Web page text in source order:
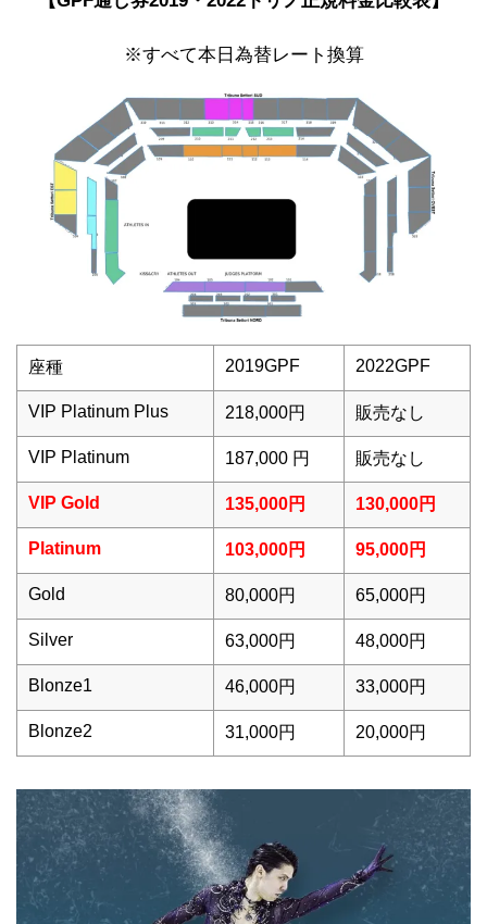
※すべて本日為替レート換算
座種 2019GPF 2022GPF
VIP Platinum Plus 218,000円 販売なし
VIP Platinum 187,000 円 販売なし
VIP Gold 135,000円 130,000円
Platinum 103,000円 95,000円
Gold 80,000円 65,000円
Silver 63,000円 48,000円
Blonze1 46,000円 33,000円
Blonze2 31,000円 20,000円